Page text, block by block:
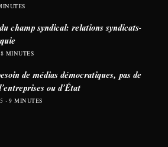
champ syndical: relations syndicats-
8 MINUTES
de médias démocratiques, pas de
ou d’État
9 MINUTES